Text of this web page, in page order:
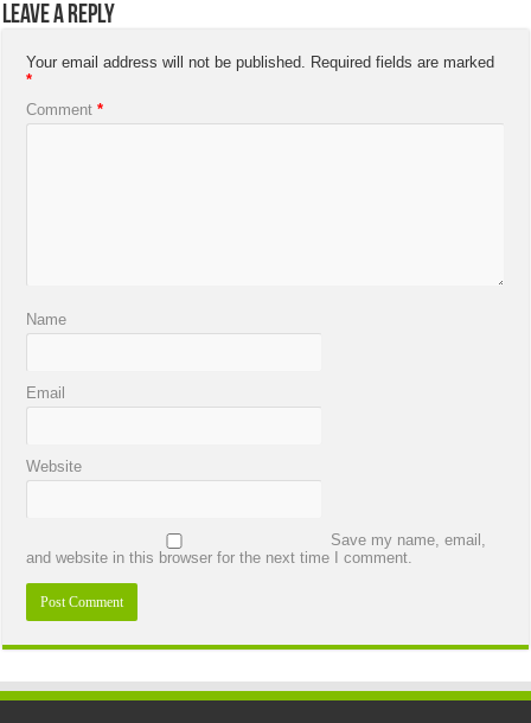
Leave a Reply
Your email address will not be published. Required fields are marked
*
Comment*
Name
Email
Website
Save my name, email,
and website in this browser for the next time I comment.